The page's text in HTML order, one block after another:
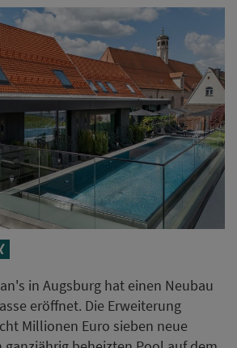
in Augsburg hat einen Neubau
eröffnet. Die Erweiterung
Millionen Euro sieben neue